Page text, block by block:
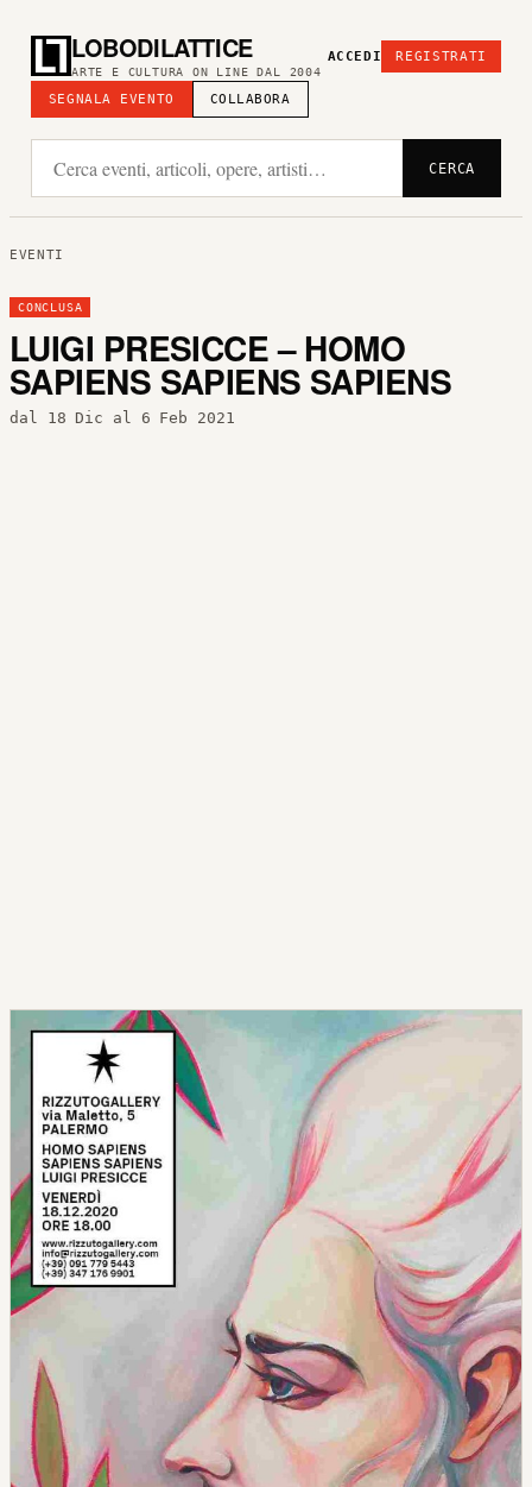
LOBODILATTICE
ARTE E CULTURA ON LINE DAL 2004
SEGNALA EVENTO COLLABORA
ACCEDI REGISTRATI
CERCA
EVENTI
CONCLUSA
LUIGI PRESICCE – HOMO
SAPIENS SAPIENS SAPIENS
dal 18 Dic al 6 Feb 2021